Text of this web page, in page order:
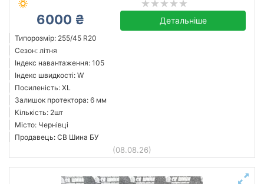
6000 ₴ Детальніше
Типорозмір: 255/45 R20
Сезон: літня
Індекс навантаження: 105
Індекс швидкості: W
Посиленість: XL
Залишок протектора: 6 мм
Кількість: 2шт
Місто: Чернівці
Продавець: СВ Шина БУ
(08.08.26)